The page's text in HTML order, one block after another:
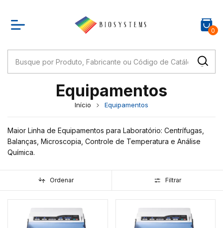
0
Equipamentos
Início Equipamentos
Maior Linha de Equipamentos para Laboratório: Centrífugas,
Balanças, Microscopia, Controle de Temperatura e Análise
Química.
Ordenar Filtrar